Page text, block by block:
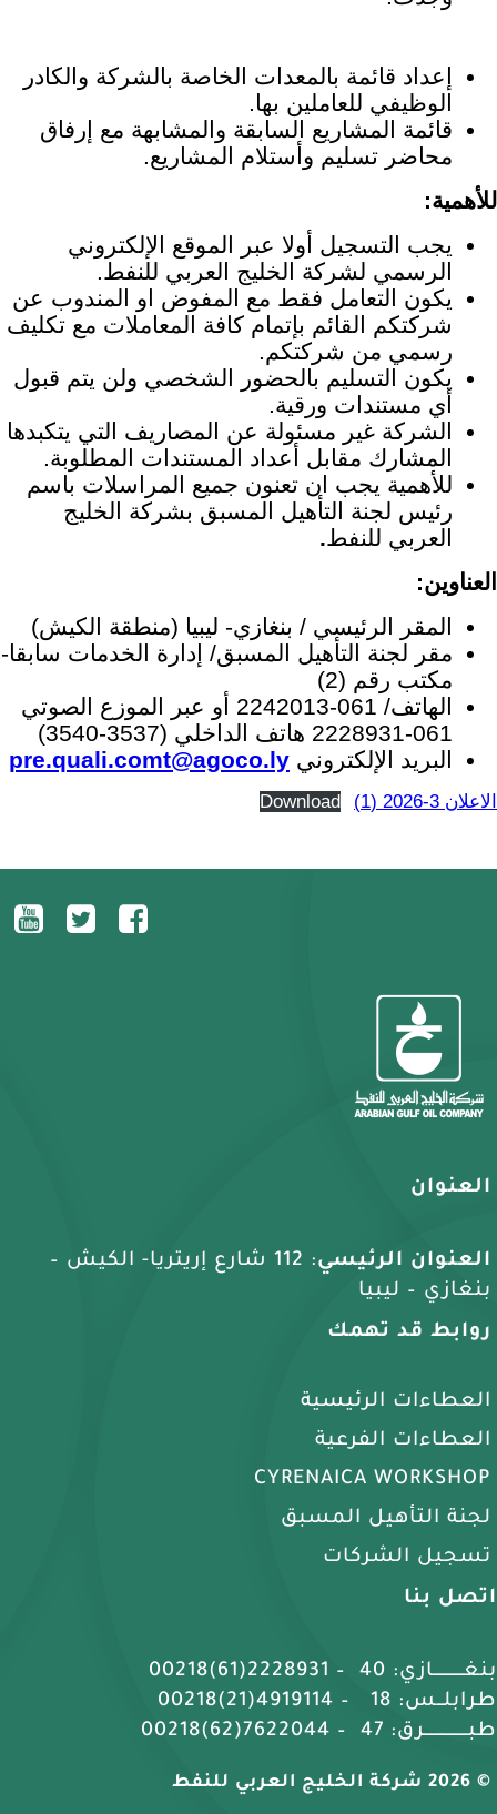
إعداد قائمة بالمعدات الخاصة بالشركة والكادر
الوظيفي للعاملين بها.
قائمة المشاريع السابقة والمشابهة مع إرفاق
محاضر تسليم وأستلام المشاريع.
للأهمية:
يجب التسجيل أولا عبر الموقع الإلكتروني
الرسمي لشركة الخليج العربي للنفط.
يكون التعامل فقط مع المفوض او المندوب عن
شركتكم القائم بإتمام كافة المعاملات مع تكليف
رسمي من شركتكم.
يكون التسليم بالحضور الشخصي ولن يتم قبول
أي مستندات ورقية.
الشركة غير مسئولة عن المصاريف التي يتكبدها
المشارك مقابل أعداد المستندات المطلوبة.
للأهمية يجب ان تعنون جميع المراسلات باسم
رئيس لجنة التأهيل المسبق بشركة الخليج
العربي للنفط.
العناوين:
المقر الرئيسي / بنغازي- ليبيا (منطقة الكيش)
مقر لجنة التأهيل المسبق/ إدارة الخدمات سابقا-
مكتب رقم (2)
الهاتف/ 061-2242013 أو عبر الموزع الصوتي
061-2228931 هاتف الداخلي (3537-3540)
البريد الإلكتروني pre.quali.comt@agoco.ly
الاعلان 3-2026 (1) Download
العنوان
العنوان الرئيسي
: 112 شارع إريتريا- الكيش –
بنغازي – ليبيا
روابط قد تهمك
العطاءات الرئيسية
العطاءات الفرعية
CYRENAICA WORKSHOP
لجنة التأهيل المسبق
تسجيل الشركات
اتصل بنا
بنغـــــــــازي: 40 – 2228931(61)00218
طرابلــس: 18 – 4919114(21)00218
طبـــــــــــــرق: 47 – 7622044(62)00218
© 2026 شركة الخليج العربي للنفط